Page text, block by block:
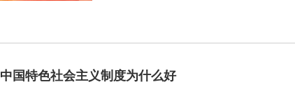
中国特色社会主义制度为什么好